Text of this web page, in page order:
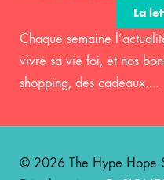
La
Chaque semaine
vivre sa vie foi, et nos
shopping, des cadeaux….
© 2026 The Hype Hope